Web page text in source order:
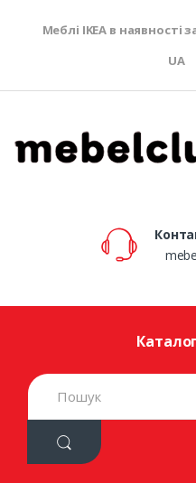
Меблі IKEA в наявності
UA
S
e
h